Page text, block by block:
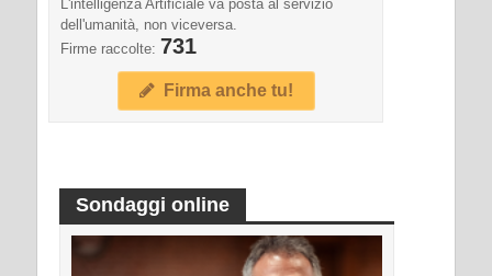
L'intelligenza Artificiale va posta al servizio
dell'umanità, non viceversa.
Firme raccolte: 731
Firma anche tu!
Sondaggi online